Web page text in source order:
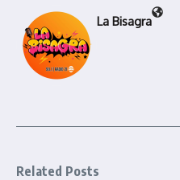
La Bisagra
Related Posts